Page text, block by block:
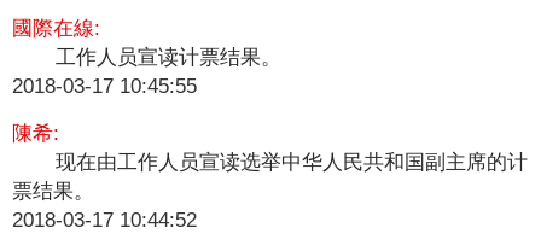
國際在線:
工作人员宣读计票结果。
2018-03-17 10:45:55
陳希:
现在由工作人员宣读选举中华人民共和国副主席的计
票结果。
2018-03-17 10:44:52